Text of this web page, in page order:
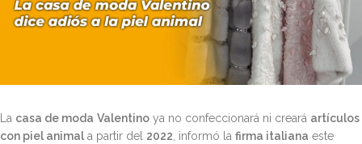
La casa de moda Valentino ya no confeccionará ni creará artículos
con piel animala partir del 2022, informó la firma italiana este